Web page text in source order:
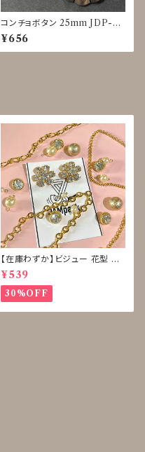
コンチョボタン 25mm JDP-00
16
¥656
【在庫わずか】ビジュー 花型 雪
型 ボタン 再販なし
¥539
30%OFF